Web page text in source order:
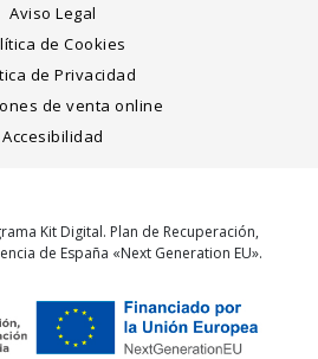
Aviso Legal
de Cookies
de Privacidad
de venta online
Accesibilidad
Kit Digital. Plan de Recuperación,
de España «Next Generation EU».